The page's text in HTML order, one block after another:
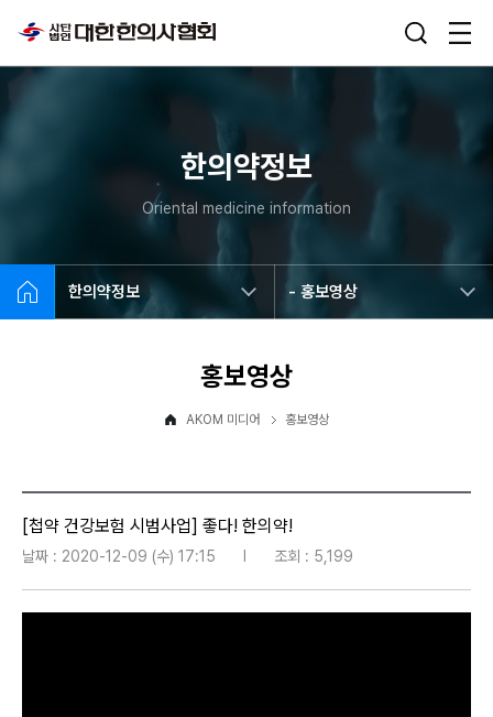
한의약정보
Oriental medicine information
한의약정보 - 홍보영상
홍보영상
AKOM 미디어 홍보영상
[첩약 건강보험 시범사업] 좋다! 한의약!
날짜 : 2020-12-09 (수) 17:15 조회 : 5,199